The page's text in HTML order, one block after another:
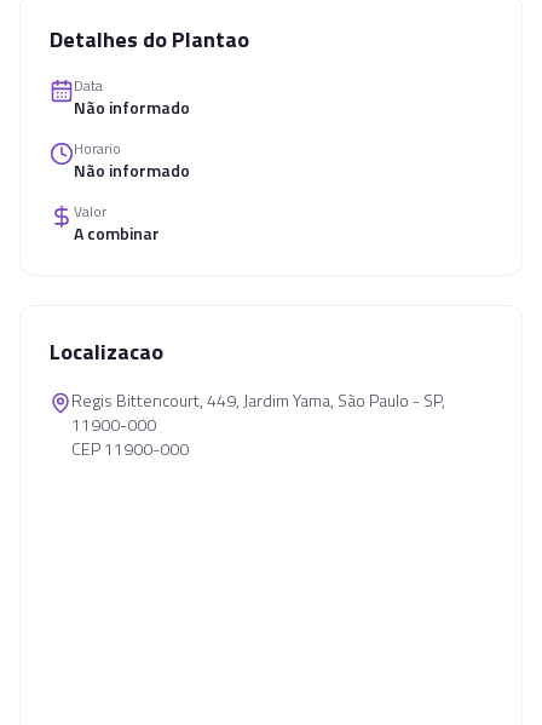
Detalhes do Plantao
Data
Não informado
Horario
Não informado
Valor
A combinar
Localizacao
Regis Bittencourt, 449, Jardim Yama, São Paulo - SP,
11900-000
CEP 11900-000